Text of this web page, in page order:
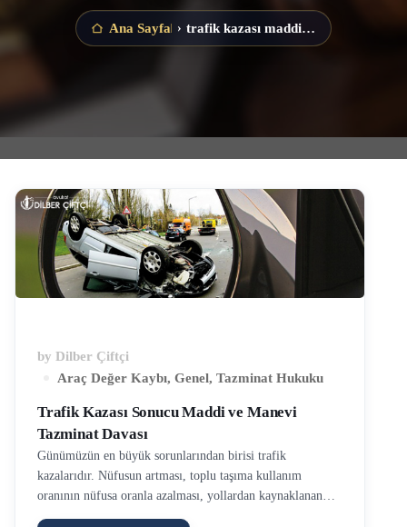
Ana Sayfa › trafik kazası maddi tazminat
by Dilber Çiftçi
Araç Değer Kaybı, Genel, Tazminat Hukuku
Trafik Kazası Sonucu Maddi ve Manevi
Tazminat Davası
Günümüzün en büyük sorunlarından birisi trafik
kazalarıdır. Nüfusun artması, toplu taşıma kullanım
oranının nüfusa oranla azalması, yollardan kaynaklanan